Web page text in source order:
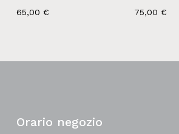
65,00 € 75,00€
Orario negozio